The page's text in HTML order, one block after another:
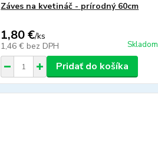
Záves na kvetináč - prírodný 60cm
1,80 €/ks
1,46 € bez DPH Skladom
Pridať do košíka